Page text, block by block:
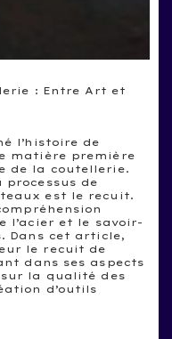
: Entre Art et
l’histoire de
matière première
de la coutellerie.
processus de
est le recuit.
l’acier et le savoir-
Dans cet article,
le recuit de
dans ses aspects
la qualité des
d’outils